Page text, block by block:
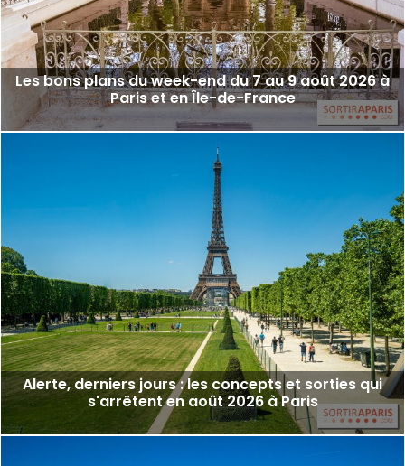
Les bons plans du week-end du 7 au 9 août 2026 à
Paris et en Île-de-France
Alerte, derniers jours : les concepts et sorties qui
s'arrêtent en août 2026 à Paris